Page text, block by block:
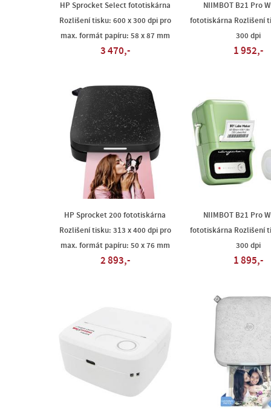
HP Sprocket Select fototiskárna
Rozlišení tisku: 600 x 300 dpi pro
max. formát papíru: 58 x 87 mm
3 470,-
NIIMBOT B21 Pro
fototiskárna Rozlišení
300 dpi
1 952,-
HP Sprocket 200 fototiskárna
Rozlišení tisku: 313 x 400 dpi pro
max. formát papíru: 50 x 76 mm
2 893,-
NIIMBOT B21 Pro
fototiskárna Rozlišení
300 dpi
1 895,-